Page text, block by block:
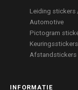
Leiding stickers
Automotive
Pictogram
Keuringsstickers
Afstandstickers
INFORMATIE